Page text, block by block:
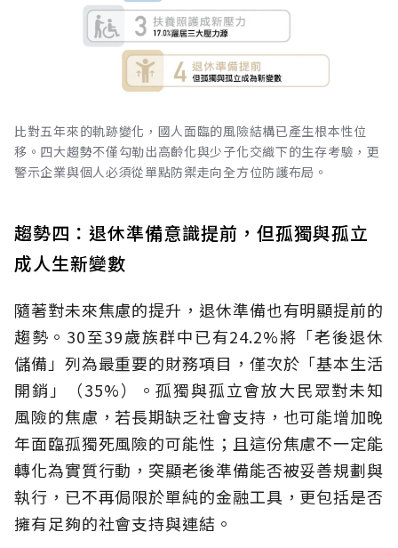
比對五年來的軌跡變化，國人面臨的風險結構已產生根本性位
移。四大趨勢不僅勾勒出高齡化與少子化交織下的生存考驗，更
警示企業與個人必須從單點防禦走向全方位防護布局。
趨勢四：退休準備意識提前，但孤獨與孤立
成人生新變數
隨著對未來焦慮的提升，退休準備也有明顯提前的
趨勢。30至39歲族群中已有24.2%將「老後退休
儲備」列為最重要的財務項目，僅次於「基本生活
開銷」（35%）。孤獨與孤立會放大民眾對未知
風險的焦慮，若長期缺乏社會支持，也可能增加晚
年面臨孤獨死風險的可能性；且這份焦慮不一定能
轉化為實質行動，突顯老後準備能否被妥善規劃與
執行，已不再侷限於單純的金融工具，更包括是否
擁有足夠的社會支持與連結。